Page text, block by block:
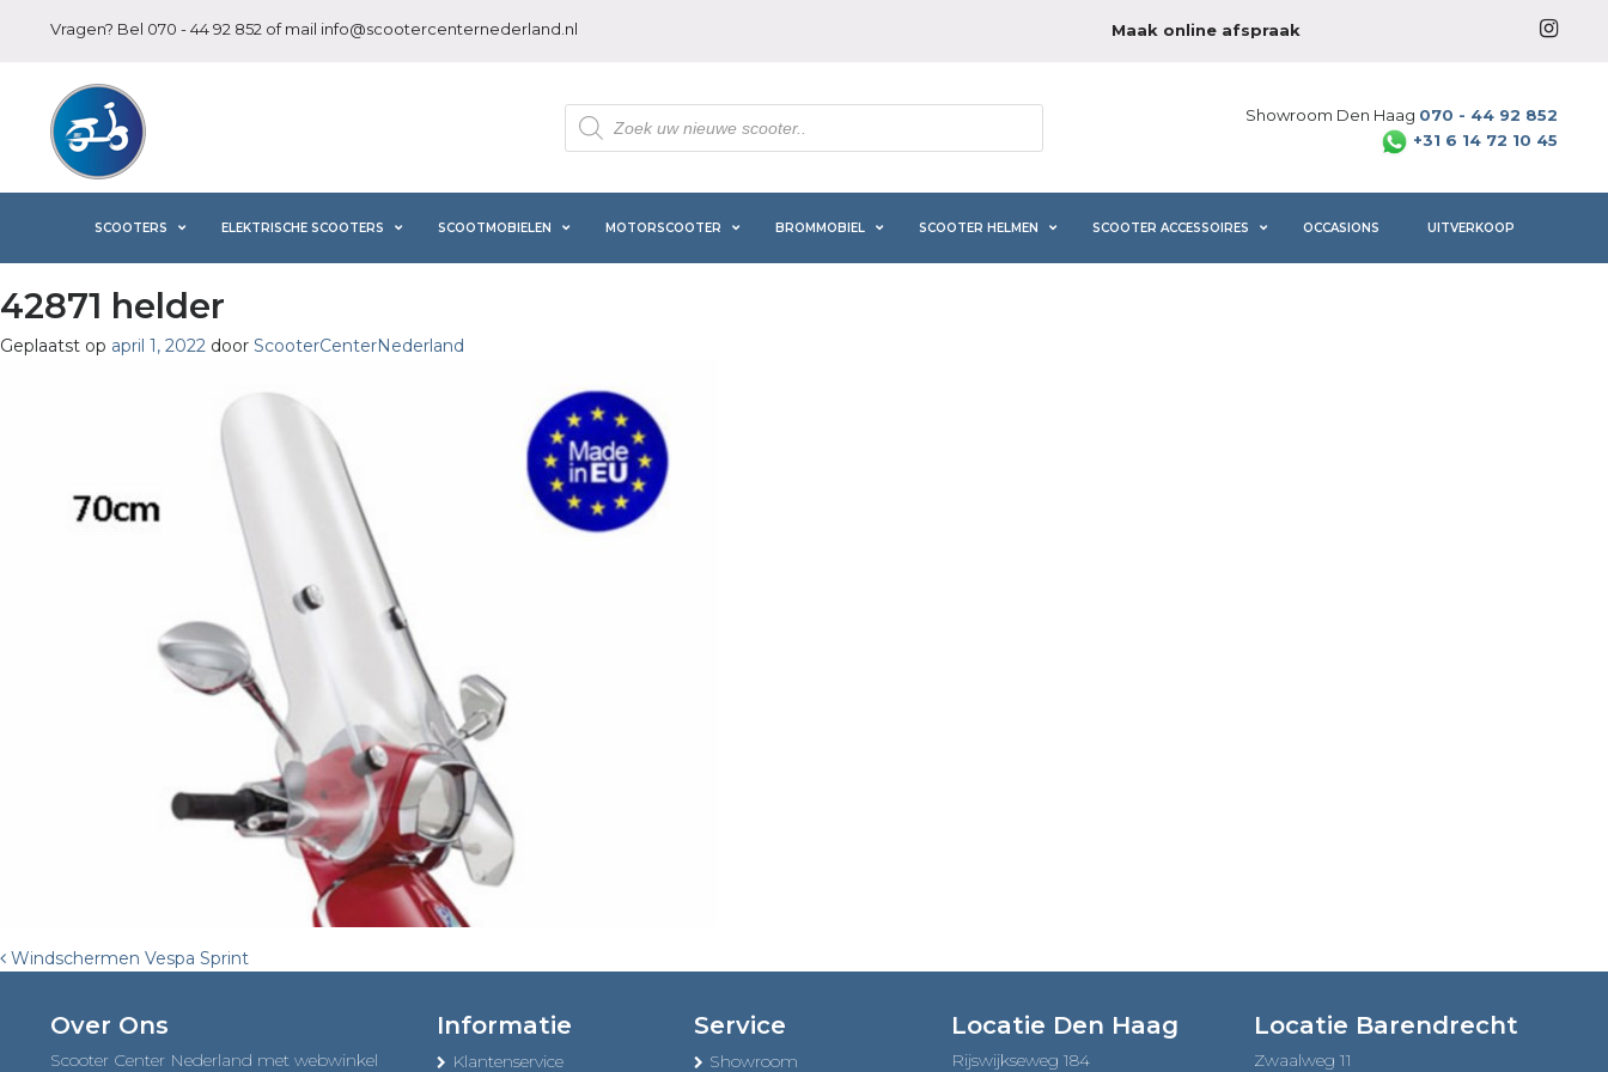
Vragen? Bel 070 - 44 92 852 of mail info@scootercenternederland.nl Maak online afspraak
Producten
zoeken
Showroom Den Haag 070 - 44 92 852
+31 6 14 72 10 45
SCOOTERS ELEKTRISCHE SCOOTERS SCOOTMOBIELEN MOTORSCOOTER BROMMOBIEL SCOOTER HELMEN SCOOTER ACCESSOIRES OCCASIONS UITVERKOOP
42871 helder
Geplaatst op april 1, 2022 door ScooterCenterNederland
Post
navigation
Windschermen Vespa Sprint
Over Ons
Scooter Center Nederland met webwinkel
Informatie
Klantenservice
Service
Showroom
Locatie Den Haag
Rijswijkseweg 184
Locatie Barendrecht
Zwaalweg 11